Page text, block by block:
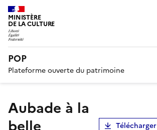
MINISTÈRE
DE LA CULTURE
POP
Plateforme ouverte du patrimoine
Aubade à la
belle
Télécharger